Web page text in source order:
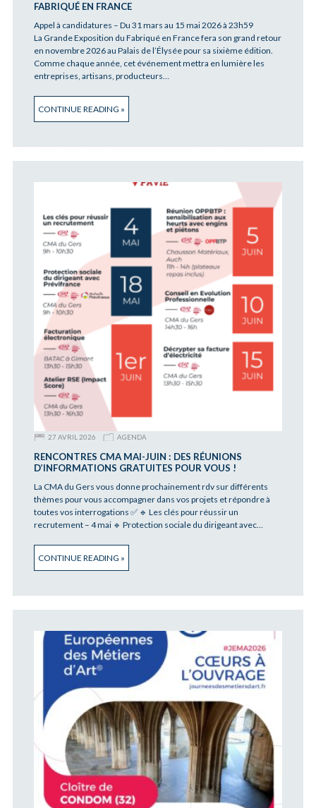
FABRIQUÉ EN FRANCE
Appel à candidatures – Du 31 mars au 15 mai 2026 à 23h59
La Grande Exposition du Fabriqué en France fera son grand retour
en novembre 2026 au Palais de l’Élysée pour sa sixième édition.
Comme chaque année, cet événement mettra en lumière les
entreprises, artisans, producteurs…
CONTINUE READING »
27 AVRIL 2026 AGENDA
RENCONTRES CMA MAI-JUIN : DES RÉUNIONS
D’INFORMATIONS GRATUITES POUR VOUS !
La CMA du Gers vous donne prochainement rdv sur différents
thèmes pour vous accompagner dans vos projets et répondre à
toutes vos interrogations ✅ 🔹 Les clés pour réussir un
recrutement – 4 mai 🔹 Protection sociale du dirigeant avec…
CONTINUE READING »